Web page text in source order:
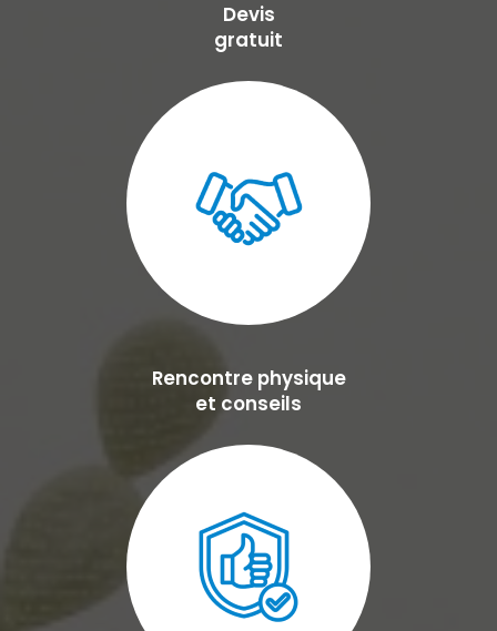
Devis
gratuit
Rencontre physique
et conseils